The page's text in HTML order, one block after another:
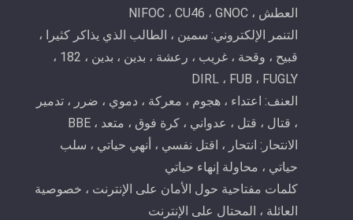
العطش ، NIFOC ، CU46 ، GNOC
التنمر الإلكتروني: سمين ، الطالب الذي يذاكر كثيرا ،
قبيح ، وقحة ، غريب ، رعشة ، بدين ، بدين ، 182 ،
DIRL ، FUB ، FUGLY
العنف: اعتداء ، هجوم ، معركة ، دموي ، ضرر ، تدمير
، قتال ، قتل ، عدواني ، كرة فوق ، متعد ، BBE
الانتحار: انتحار ، اقتل نفسي ، أنهي حياتي ، سلب
حياتي ، محاولة إنهاء حياتي
كلمات مفتاحية حول الأمان على الإنترنت ، خصوصية
العائلة ، المحتال على الإنترنت